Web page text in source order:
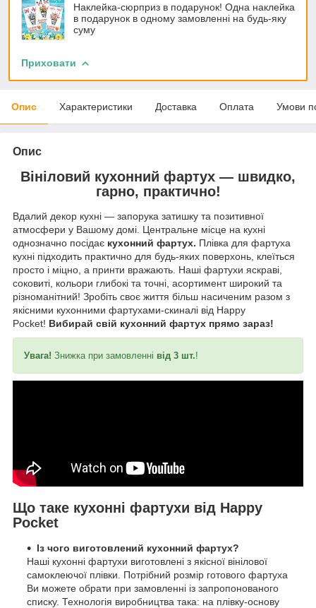
Наклейка-сюрприз в подарунок! Одна наклейка
в подарунок в одному замовленні на будь-яку
суму
Приховати
Опис Характеристики Доставка Оплата Умови
Опис
Вініловий кухонний фартух — швидко,
гарно, практично!
Вдалий декор кухні — запорука затишку та позитивної
атмосфери у Вашому домі. Центральне місце на кухні
однозначно посідає кухонний фартух. Плівка для фартуха
кухні підходить практично для будь-яких поверхонь, клеїться
просто і міцно, а принти вражають. Наші фартухи яскраві,
соковиті, кольори глибокі та точні, асортимент широкий та
різноманітний! Зробіть своє життя більш насиченим разом з
якісними кухонними фартухами-скиналі від Happy
Pocket! Вибирай свій кухонний фартух прямо зараз!
Увага! Знижка при замовленні від 3 шт.!
Що таке кухонні фартухи від Happy
Pocket
Із чого виготовлений кухонний фартух?
Наші кухонні фартухи виготовлені з якісної вінілової
самоклеючої плівки. Потрібний розмір готового фартуха
Ви можете обрати при замовленні із запропонованого
списку. Технологія виробництва така: на плівку-основу